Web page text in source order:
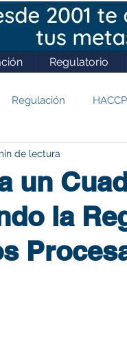
Regulatorio
Regulación HACCP
IFS SQF
un
la
de lectura